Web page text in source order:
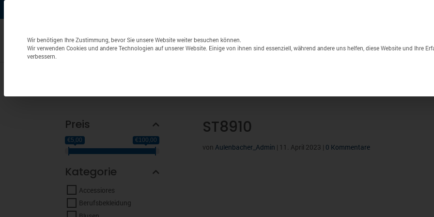
search
ST8910
von Aulenbacher_Admin | 11. April 2023 | 0 Kommentare
Preis
€5,00 €100,00
Kategorie
Accessiores
Berufsbekleidung
Datenschutzeinstellungen
Wir benötigen Ihre Zustimmung, bevor Sie unsere Website weiter besuchen können.
Wir verwenden Cookies und andere Technologien auf unserer Website. Einige von ihnen sind essenziell, während andere uns helfen, diese Website und Ihre
verbessern.